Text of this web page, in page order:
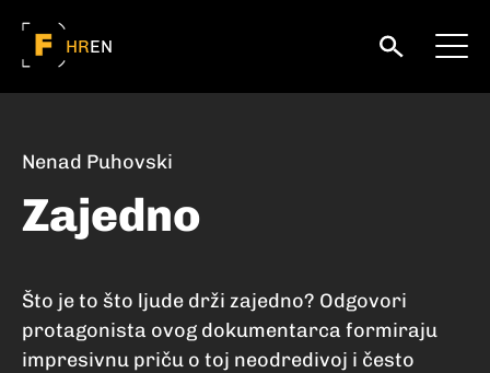
HREN
Nenad Puhovski
Zajedno
Što je to što ljude drži zajedno? Odgovori
protagonista ovog dokumentarca formiraju
impresivnu priču o toj neodredivoj i često